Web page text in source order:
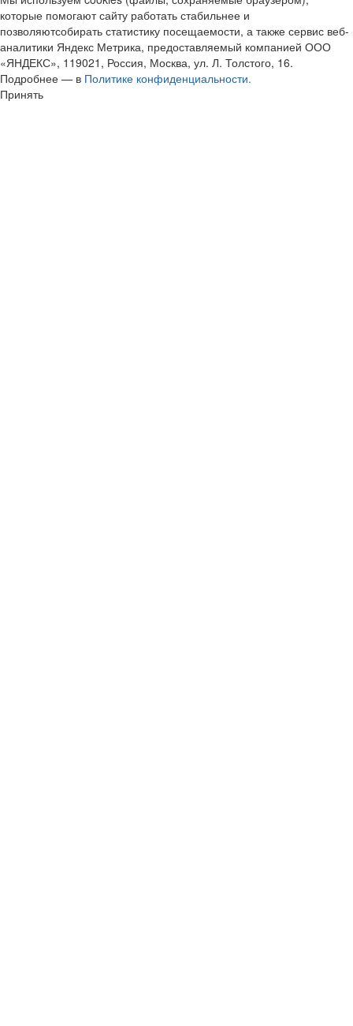
которые помогают сайту работать стабильнее и
позволяютсобирать статистику посещаемости, а также сервис веб-
аналитики Яндекс Метрика, предоставляемый компанией ООО
«ЯНДЕКС», 119021, Россия, Москва, ул. Л. Толстого, 16.
Подробнее — в Политике конфиденциальности.
Принять